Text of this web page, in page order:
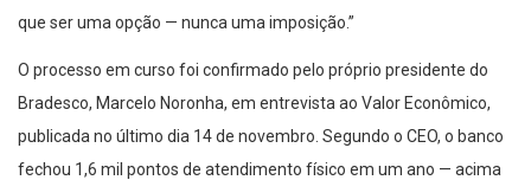
que ser uma opção — nunca uma imposição.”
O processo em curso foi confirmado pelo próprio presidente do
Bradesco, Marcelo Noronha, em entrevista ao Valor Econômico,
publicada no último dia 14 de novembro. Segundo o CEO, o banco
fechou 1,6 mil pontos de atendimento físico em um ano — acima